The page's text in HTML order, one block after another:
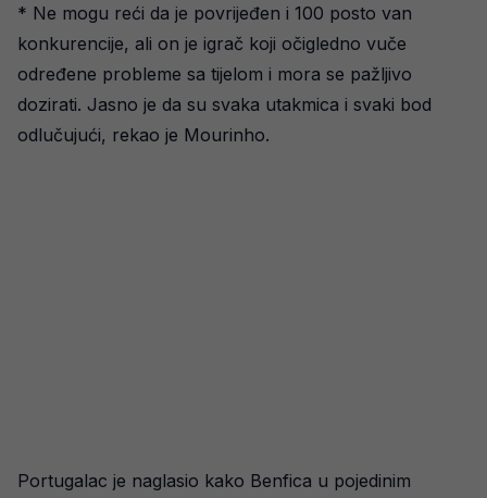
* Ne mogu reći da je povrijeđen i 100 posto van
konkurencije, ali on je igrač koji očigledno vuče
određene probleme sa tijelom i mora se pažljivo
dozirati. Jasno je da su svaka utakmica i svaki bod
odlučujući, rekao je Mourinho.
Portugalac je naglasio kako Benfica u pojedinim